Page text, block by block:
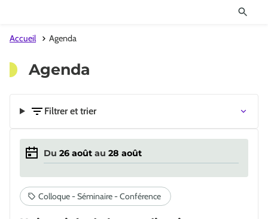
Accueil Agenda
Agenda
Filtrer et trier
Du 26 août au 28 août